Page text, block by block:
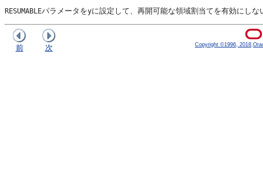
RESUMABLEパラメータをyに設定して、再開可能な領域割当てを有効にし
前 次 Copyright ©1996,